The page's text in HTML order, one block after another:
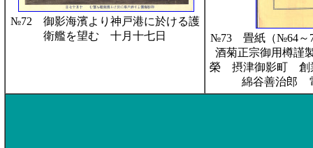
№72 御影海濱より神戸港に於ける護
衛艦を望む 十月十七日
№73 畳紙（№64～
酒菊正宗御用樽謹
榮 摂津御影町 創
綿谷善治郎